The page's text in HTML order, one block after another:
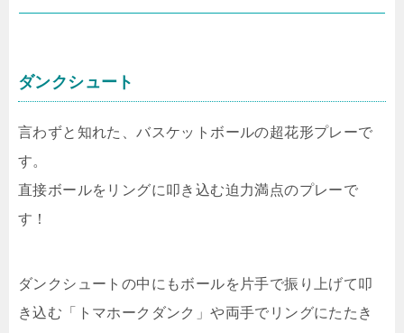
ダンクシュート
言わずと知れた、バスケットボールの超花形プレーで
す。
直接ボールをリングに叩き込む迫力満点のプレーで
す！
ダンクシュートの中にもボールを片手で振り上げて叩
き込む「トマホークダンク」や両手でリングにたたき